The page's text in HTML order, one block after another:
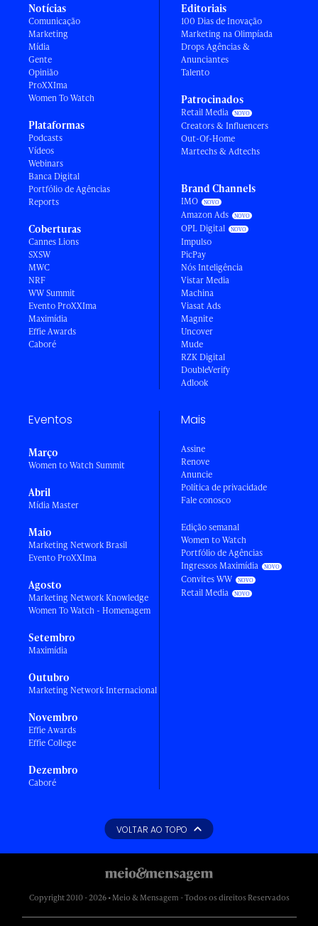
Notícias
Comunicação
Marketing
Mídia
Gente
Opinião
ProXXIma
Women To Watch
Plataformas
Podcasts
Vídeos
Webinars
Banca Digital
Portfólio de Agências
Reports
Coberturas
Cannes Lions
SXSW
MWC
NRF
WW Summit
Evento ProXXIma
Maximídia
Effie Awards
Caboré
Editoriais
100 Dias de Inovação
Marketing na Olimpíada
Drops Agências &
Anunciantes
Talento
Patrocinados
Retail Media
Creators & Influencers
Out-Of-Home
Martechs & Adtechs
Brand Channels
IMO
Amazon Ads
OPL Digital
Impulso
PicPay
Nós Inteligência
Vistar Media
Machina
Viasat Ads
Magnite
Uncover
Mude
RZK Digital
DoubleVerify
Adlook
Eventos
Março
Women to Watch Summit
Abril
Mídia Master
Maio
Marketing Network Brasil
Evento ProXXIma
Agosto
Marketing Network Knowledge
Women To Watch - Homenagem
Setembro
Maximídia
Outubro
Marketing Network Internacional
Novembro
Effie Awards
Effie College
Dezembro
Caboré
Mais
Assine
Renove
Anuncie
Política de privacidade
Fale conosco
Edição semanal
Women to Watch
Portfólio de Agências
Ingressos Maximídia
Convites WW
Retail Media
VOLTAR AO TOPO
Copyright 2010 - 2026 • Meio & Mensagem - Todos os direitos Reservados